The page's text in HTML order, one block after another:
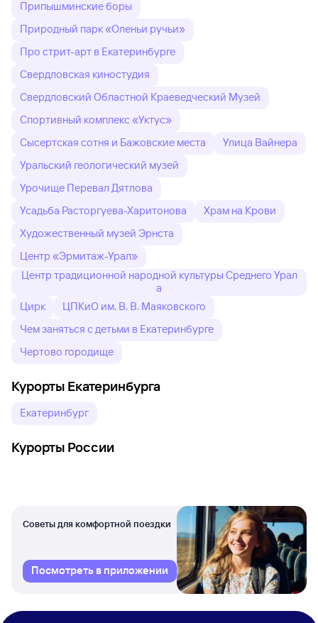
Припышминские боры
Природный парк «Оленьи ручьи»
Про стрит-арт в Екатеринбурге
Свердловская киностудия
Свердловский Областной Краеведческий Музей
Спортивный комплекс «Уктус»
Сысертская сотня и Бажовские места
Улица Вайнера
Уральский геологический музей
Урочище Перевал Дятлова
Усадьба Расторгуева-Харитонова
Храм на Крови
Художественный музей Эрнста
Центр «Эрмитаж-Урал»
Центр традиционной народной культуры Среднего Урал
а
Цирк
ЦПКиО им. В. В. Маяковского
Чем заняться с детьми в Екатеринбурге
Чертово городище
Курорты Екатеринбурга
Екатеринбург
Курорты России
Советы для комфортной поездки
Посмотреть в приложении